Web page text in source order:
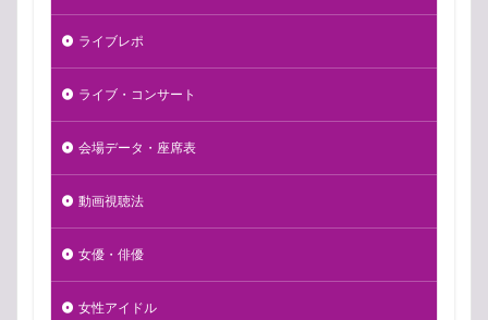
ライブレポ
ライブ・コンサート
会場データ・座席表
動画視聴法
女優・俳優
女性アイドル